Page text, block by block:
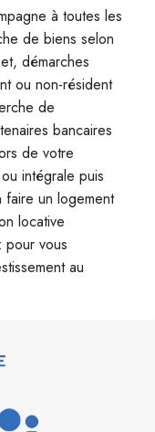
à toutes les
de biens selon
démarches
ou non-résident
de
bancaires
de votre
intégrale puis
un logement
locative
pour vous
au